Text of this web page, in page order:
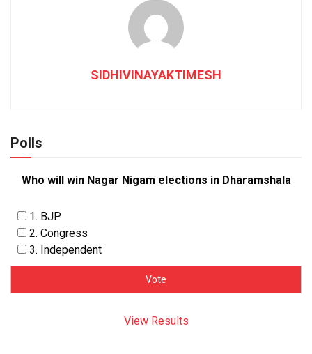
SIDHIVINAYAKTIMESH
Polls
Who will win Nagar Nigam elections in Dharamshala
1. BJP
2. Congress
3. Independent
View Results